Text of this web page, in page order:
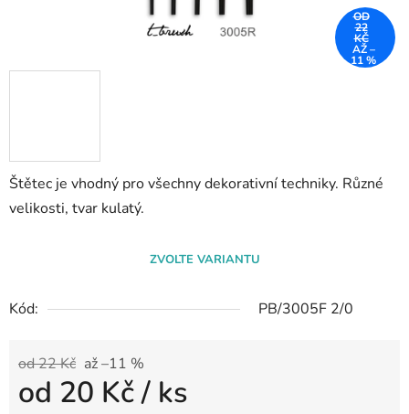
Štětec je vhodný pro všechny dekorativní techniky. Různé
velikosti, tvar kulatý.
ZVOLTE VARIANTU
Kód: PB/3005F 2/0
od 22 Kč až –11 %
od 20 Kč/ ks
OD
22
KČ
AŽ –
11 %